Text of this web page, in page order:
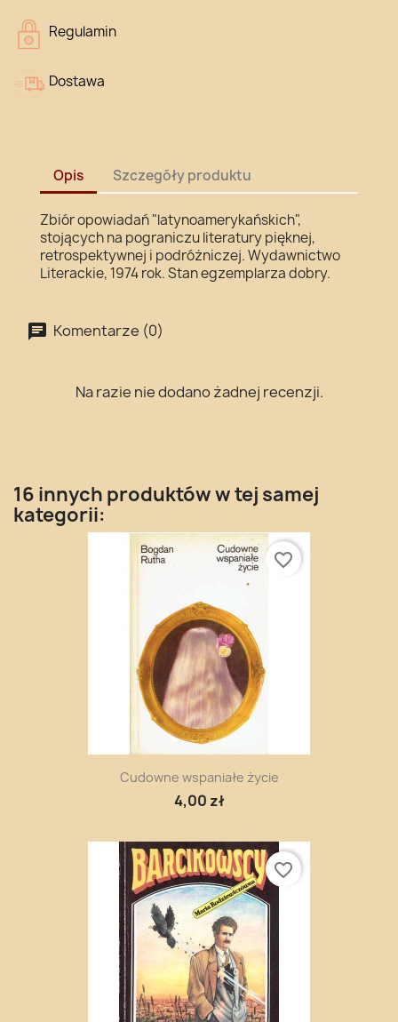
Regulamin
Dostawa
Opis Szczegóły produktu
Zbiór opowiadań "latynoamerykańskich",
stojących na pograniczu literatury pięknej,
retrospektywnej i podróżniczej. Wydawnictwo
Literackie, 1974 rok. Stan egzemplarza dobry.
Komentarze (0)
Na razie nie dodano żadnej recenzji.
16 innych produktów w tej samej
kategorii:
Cudowne wspaniałe życie
4,00 zł
favorite_border
favorite_border